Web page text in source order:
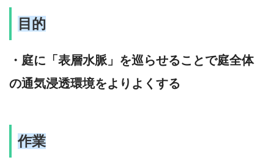
目的
・庭に「表層水脈」を巡らせることで庭全体
の通気浸透環境をよりよくする
作業